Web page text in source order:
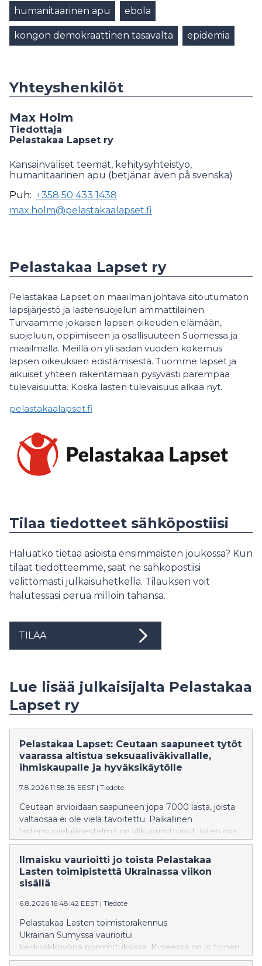
humanitaarinen apu ebola
kongon demokraattinen tasavalta epidemia
Yhteyshenkilöt
Max Holm
Tiedottaja
Pelastakaa Lapset ry
Kansainväliset teemat, kehitysyhteistyö,
humanitaarinen apu (betjänar även på svenska)
Puh: +358 50 433 1438
max.holm@pelastakaalapset.fi
Pelastakaa Lapset ry
Pelastakaa Lapset on maailman johtava sitoutumaton
lapsijärjestö ja lastensuojelun ammattilainen.
Turvaamme jokaisen lapsen oikeuden elämään,
suojeluun, oppimiseen ja osallisuuteen Suomessa ja
maailmalla. Meillä on yli sadan vuoden kokemus
lapsen oikeuksien edistämisestä. Tuomme lapset ja
aikuiset yhteen rakentamaan pysyvästi parempaa
tulevaisuutta. Koska lasten tulevaisuus alkaa nyt.
pelastakaalapset.fi
Tilaa tiedotteet sähköpostiisi
Haluatko tietää asioista ensimmäisten joukossa? Kun
tilaat tiedotteemme, saat ne sähköpostiisi
välittömästi julkaisuhetkellä. Tilauksen voit
halutessasi perua milloin tahansa.
TILAA
Lue lisää julkaisijalta Pelastakaa
Lapset ry
Pelastakaa Lapset: Ceutaan saapuneet tytöt
vaarassa altistua seksuaaliväkivallalle,
ihmiskaupalle ja hyväksikäytölle
7.8.2026 11:58:38 EEST | Tiedote
Ceutaan arvioidaan saapuneen jopa 7000 lasta, joista
valtaosaa ei ole vielä tavoitettu. Paikallinen
lastensuojelujärjestelmä on ylikuormittunut, joten osa
lapsista uhkaa jäädä suojelun ulkopuolelle. Erityisesti
tytöt ovat vaarassa.
Ilmaisku vaurioitti jo toista Pelastakaa
Lasten toimipistettä Ukrainassa viikon
sisällä
6.8.2026 16:48:42 EEST | Tiedote
Pelastakaa Lasten toimistorakennus
Ukrainan Sumyssa vaurioitui
keskiviikkoyönä pommituksissa. Kyseessä on jo toinen
viikon sisällä pommituksessa vaurioitunut Pelastakaa